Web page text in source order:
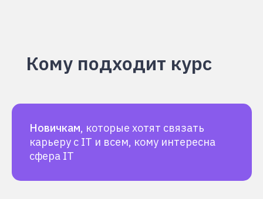
Кому подходит курс
Новичкам, которые хотят связать
карьеру с IT и всем, кому интересна
сфера IT